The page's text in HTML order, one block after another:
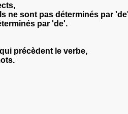
ne sont pas déterminés par 'de
par 'de'.
précèdent le verbe,